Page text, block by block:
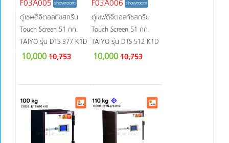
F03A005 showroom
ตู้เซฟดิจิตอลทัชสกรีน
Touch Screen 51 กก.
TAIYO รุ่น DTS 377 K1D
10,00010,753
F03A006 showroom
ตู้เซฟดิจิตอลทัชสกรีน
Touch Screen 51 กก.
TAIYO รุ่น DTS 512 K1D
10,00010,753